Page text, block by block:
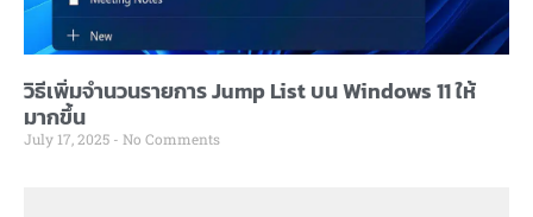
วิธีเพิ่มจำนวนรายการ Jump List บน Windows 11 ให้
มากขึ้น
July 17, 2025 No Comments